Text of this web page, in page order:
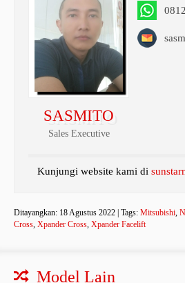
SASMITO
Sales Executive
Kunjungi website kami di
Ditayangkan: 18 Agustus 2022 | Tags: Mitsubishi,
Cross, Xpander Cross, Xpander Facelift
Model Lain